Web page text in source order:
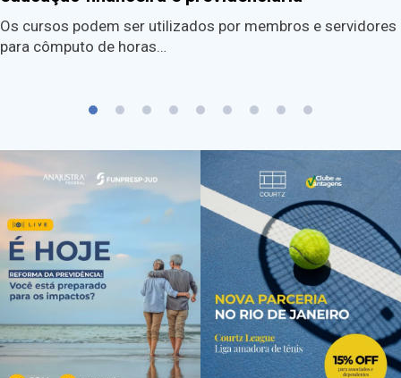
Os cursos podem ser utilizados por membros e servidores
para cômputo de horas…